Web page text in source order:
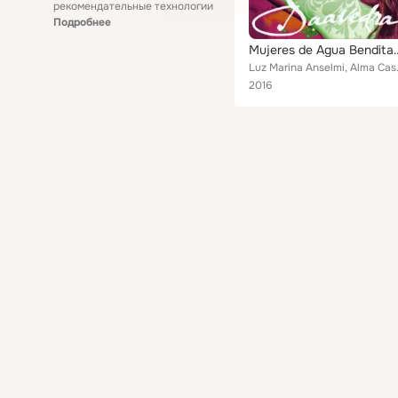
рекомендательные технологии
Подробнее
Mujeres de
Luz Marina Anselmi,
2016